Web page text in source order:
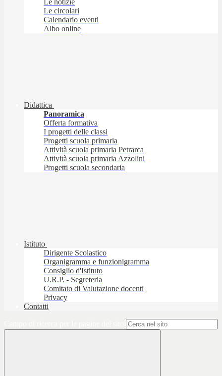
Le notizie
Le circolari
Calendario eventi
Albo online
Didattica
Panoramica
Offerta formativa
I progetti delle classi
Progetti scuola primaria
Attività scuola primaria Petrarca
Attività scuola primaria Azzolini
Progetti scuola secondaria
Istituto
Dirigente Scolastico
Organigramma e funzionigramma
Consiglio d'Istituto
U.R.P. - Segreteria
Comitato di Valutazione docenti
Privacy
Contatti